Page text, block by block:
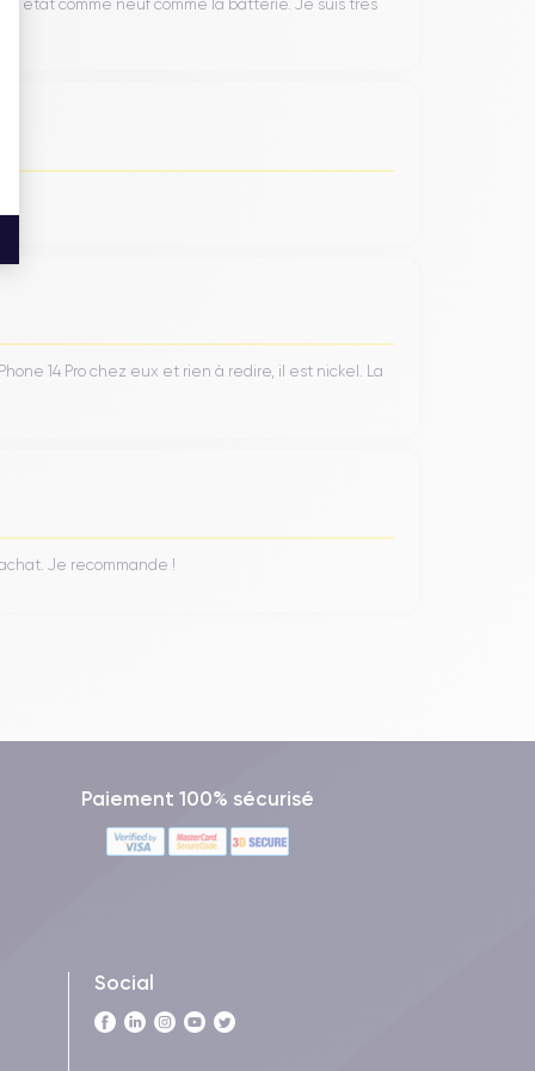
état comme neuf comme la batterie. Je suis très
14 Pro chez eux et rien à redire, il est nickel. La
Je recommande !
Paiement 100% sécurisé
Social